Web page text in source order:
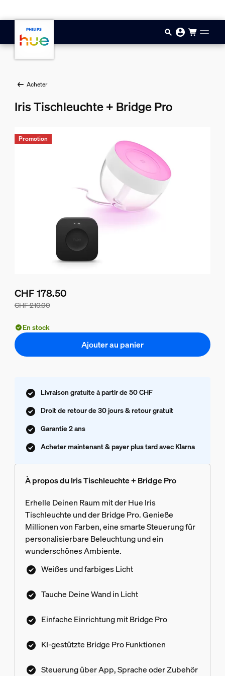
Acheter
Iris Tischleuchte + Bridge Pro
CHF 210.00
CHF 178.50
Promotion
En stock
Ajouter au panier
Livraison gratuite à partir de 50 CHF
Droit de retour de 30 jours & retour gratuit
Garantie 2 ans
Acheter maintenant & payer plus tard avec Klarna
À propos du Iris Tischleuchte + Bridge Pro
Erhelle Deinen Raum mit der Hue Iris
Tischleuchte und der Bridge Pro. Genieße
Millionen von Farben, eine smarte Steuerung für
personalisierbare Beleuchtung und ein
wunderschönes Ambiente.
Weißes und farbiges Licht
Tauche Deine Wand in Licht
Einfache Einrichtung mit Bridge Pro
KI-gestützte Bridge Pro Funktionen
Steuerung über App, Sprache oder Zubehör